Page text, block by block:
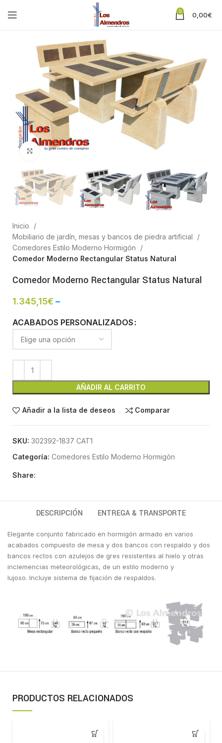
0 0,00€
Clic para ampliar
Inicio
Mobiliario de jardín, mesas y bancos de piedra artificial
Comedores Estilo Moderno Hormigón
Comedor Moderno Rectangular Status Natural
Comedor Moderno Rectangular Status Natural
1.345,15€ –
ACABADOS PERSONALIZADOS
AÑADIR AL CARRITO
Añadir a la lista de deseos Comparar
SKU: 302392-1837 CAT1
Categoría: Comedores Estilo Moderno Hormigón
Share:
DESCRIPCIÓN ENTREGA & TRANSPORTE
Elegante conjunto fabricado en hormigón armado en varios
acabados compuesto de mesa y dos bancos con respaldo y dos
bancos rectos con azulejos de gres resistentes al hielo y otras
inclemencias meteorológicas, de un estilo moderno y
lujoso. Incluye sistema de fijación de respaldos.
PRODUCTOS RELACIONADOS